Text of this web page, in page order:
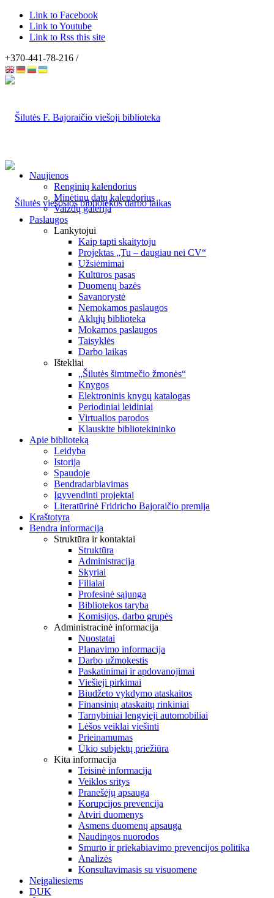
Link to Facebook
Link to Youtube
Link to Rss this site
+370-441-78-216 /
Naujienos
Renginių kalendorius
Minėtinų datų kalendorius
Vaizdų galerija
Paslaugos
Lankytojui
Kaip tapti skaitytoju
Projektas „Tu – daugiau nei CV“
Užsiėmimai
Kultūros pasas
Duomenų bazės
Savanorystė
Nemokamos paslaugos
Aklųjų biblioteka
Mokamos paslaugos
Taisyklės
Darbo laikas
Ištekliai
„Šilutės šimtmečio žmonės“
Knygos
Elektroninis knygų katalogas
Periodiniai leidiniai
Virtualios parodos
Klauskite bibliotekininko
Apie biblioteką
Leidyba
Istorija
Spaudoje
Bendradarbiavimas
Įgyvendinti projektai
Literatūrinė Fridricho Bajoraičio premija
Kraštotyra
Bendra informacija
Struktūra ir kontaktai
Struktūra
Administracija
Skyriai
Filialai
Profesinė sąjunga
Bibliotekos taryba
Komisijos, darbo grupės
Administracinė informacija
Nuostatai
Planavimo informacija
Darbo užmokestis
Paskatinimai ir apdovanojimai
Viešieji pirkimai
Biudžeto vykdymo ataskaitos
Finansinių ataskaitų rinkiniai
Tarnybiniai lengvieji automobiliai
Lėšos veiklai viešinti
Prieinamumas
Ūkio subjektų priežiūra
Kita informacija
Teisinė informacija
Veiklos sritys
Pranešėjų apsauga
Korupcijos prevencija
Atviri duomenys
Asmens duomenų apsauga
Naudingos nuorodos
Smurto ir priekabiavimo prevencijos politika
Analizės
Konsultavimasis su visuomene
Neįgaliesiems
DUK